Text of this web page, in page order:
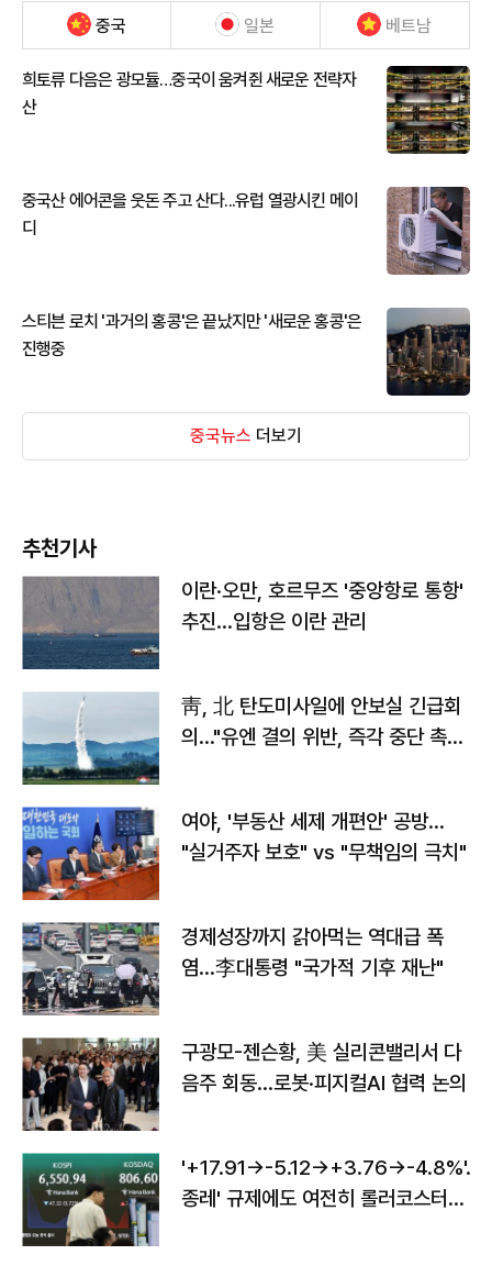
중국 일본 베트남
희토류 다음은 광모듈…중국이 움켜쥔 새로운 전략자
산
중국산 에어콘을 웃돈 주고 산다...유럽 열광시킨 메이
디
스티븐 로치 '과거의 홍콩'은 끝났지만 '새로운 홍콩'은
진행중
중국뉴스 더보기
추천기사
이란·오만, 호르무즈 '중앙항로 통항'
추진…입항은 이란 관리
靑, 北 탄도미사일에 안보실 긴급회
의…"유엔 결의 위반, 즉각 중단 촉
여야, '부동산 세제 개편안' 공방…
"실거주자 보호" vs "무책임의 극치"
경제성장까지 갉아먹는 역대급 폭
염…李대통령 "국가적 기후 재난"
구광모-젠슨황, 美 실리콘밸리서 다
음주 회동…로봇·피지컬AI 협력 논의
'+17.91→-5.12→+3.76→-4.8%'…'
종레' 규제에도 여전히 롤러코스터